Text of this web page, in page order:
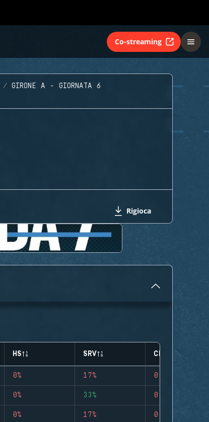
Co-streaming
GIRONE A - GIORNATA 6
Rigioca
HS SRV CLUTCHES
0% 17% 0
0% 33% 0
0% 17% 0